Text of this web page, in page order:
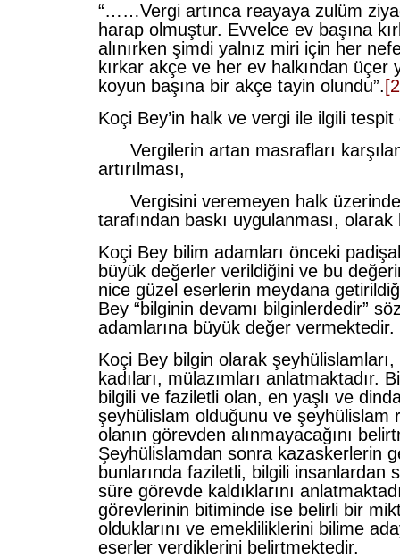
“……Vergi artınca reayaya zulüm
harap olmuştur. Evvelce ev başına
alınırken şimdi yalnız miri için her
kırkar akçe ve her ev halkından üçer
koyun başına bir akçe tayin olundu”.
Koçi Bey’in halk ve vergi ile ilgili tespit
Vergilerin artan masrafları
artırılması,
Vergisini veremeyen halk
tarafından baskı uygulanması,
Koçi Bey bilim adamları önceki
büyük değerler verildiğini ve bu
nice güzel eserlerin meydana
Bey “bilginin devamı bilginlerdedir”
adamlarına büyük değer vermektedir.
Koçi Bey bilgin olarak
kadıları, mülazımları anlatmaktadır.
bilgili ve faziletli olan, en yaşlı ve
şeyhülislam olduğunu ve şeyhülislam
olanın görevden alınmayacağını
Şeyhülislamdan sonra kazaskerlerin
bunlarında faziletli, bilgili insanlardan
süre görevde kaldıklarını
görevlerinin bitiminde ise belirli bir
olduklarını ve emekliliklerini bilime
eserler verdiklerini belirtmektedir.